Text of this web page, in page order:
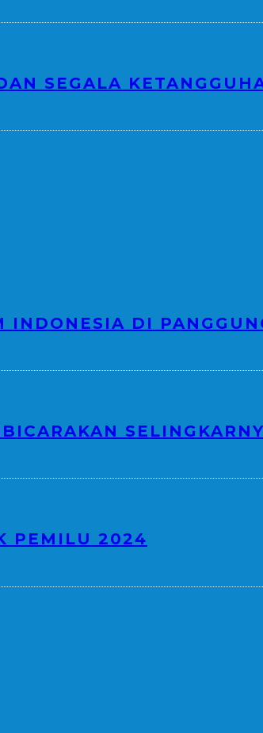
SEGALA
INDONESIA DI
PEMILU 2024